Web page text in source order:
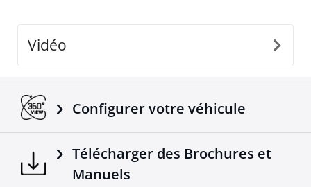
Vidéo
Configurer votre véhicule
Télécharger des Brochures et
Manuels